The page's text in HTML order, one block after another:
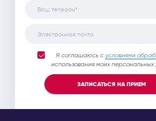
Ваш телефон*
Электронная почта
Я соглашаюсь с условиями
использования моих персональных
ЗАПИСАТЬСЯ НА ПРИЕМ